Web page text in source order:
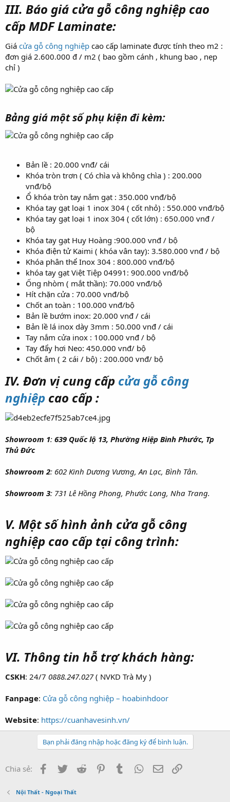
III. Báo giá cửa gỗ công nghiệp cao
cấp MDF Laminate:
Giá cửa gỗ công nghiệp cao cấp laminate được tính theo m2 :
đơn giá 2.600.000 đ / m2 ( bao gồm cánh , khung bao , nẹp
chỉ )
Bảng giá một số phụ kiện đi kèm:
Bản lề : 20.000 vnđ/ cái
Khóa tròn trơn ( Có chìa và không chìa ) : 200.000
vnđ/bộ
Ổ khóa tròn tay nắm gạt : 350.000 vnđ/bộ
Khóa tay gạt loại 1 inox 304 ( cốt nhỏ) : 550.000 vnđ/bộ
Khóa tay gạt loại 1 inox 304 ( cốt lớn) : 650.000 vnđ /
bộ
Khóa tay gạt Huy Hoàng :900.000 vnđ / bộ
Khóa điện tử Kaimi ( khóa vân tay): 3.580.000 vnđ / bộ
Khóa phân thể Inox 304 : 800.000 vnđ/bộ
khóa tay gạt Việt Tiệp 04991: 900.000 vnđ/bộ
Ống nhòm ( mắt thần): 70.000 vnđ/bộ
Hít chặn cửa : 70.000 vnđ/bộ
Chốt an toàn : 100.000 vnđ/bộ
Bản lề bướm inox: 20.000 vnđ / cái
Bản lề lá inox dày 3mm : 50.000 vnđ / cái
Tay nắm cửa inox : 100.000 vnđ / bộ
Tay đẩy hơi Neo: 450.000 vnđ/ bộ
Chốt âm ( 2 cái / bộ) : 200.000 vnđ/ bộ
IV. Đơn vị cung cấp cửa gỗ công
nghiệp cao cấp :
Showroom 1: 639 Quốc lộ 13, Phường Hiệp Bình Phước, Tp
Thủ Đức
Showroom 2: 602 Kinh Dương Vương, An Lạc, Bình Tân.
Showroom 3: 731 Lê Hồng Phong, Phước Long, Nha Trang.
V. Một số hình ảnh cửa gỗ công
nghiệp cao cấp tại công trình:
VI. Thông tin hỗ trợ khách hàng:
CSKH: 24/7 0888.247.027( NVKD Trà My )
Fanpage: Cửa gỗ công nghiệp – hoabinhdoor
Website: https://cuanhavesinh.vn/
Bạn phải đăng nhập hoặc đăng ký để bình luận.
Chia sẻ: Facebook
Twitter Reddit PinterestTumblr WhatsApp
Email
Nội Thất - Ngoại Thất